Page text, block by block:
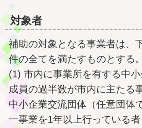
対象者
補助の対象となる事業者は、
件の全てを満たすものとする。
(1) 市内に事業所を有する中
成員の過半数が市内に主たる
中小企業交流団体（任意団体
一事業を1年以上行っている者